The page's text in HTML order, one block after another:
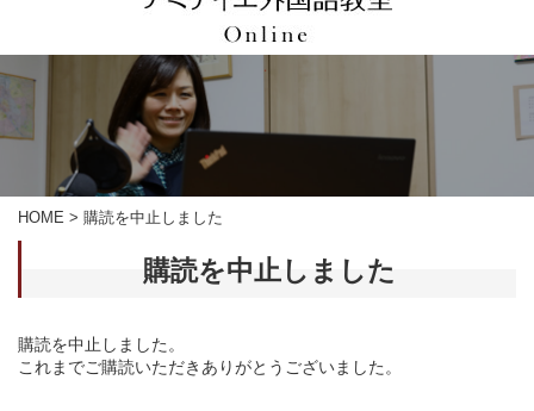
HOME > 購読を中止しました
購読を中止しました
購読を中止しました。
これまでご購読いただきありがとうございました。